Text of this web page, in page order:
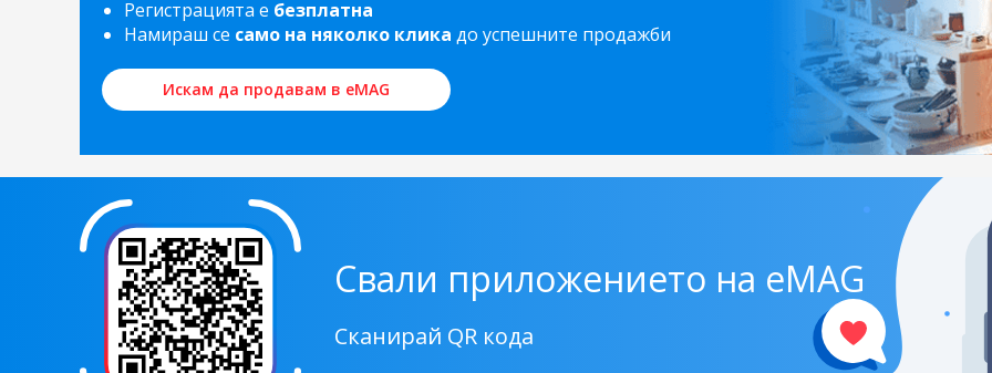
Регистрацията е безплатна
Намираш се само на няколко клика до успешните продажби
Искам да продавам в eMAG
Свали приложението на eMAG
Сканирай QR кода